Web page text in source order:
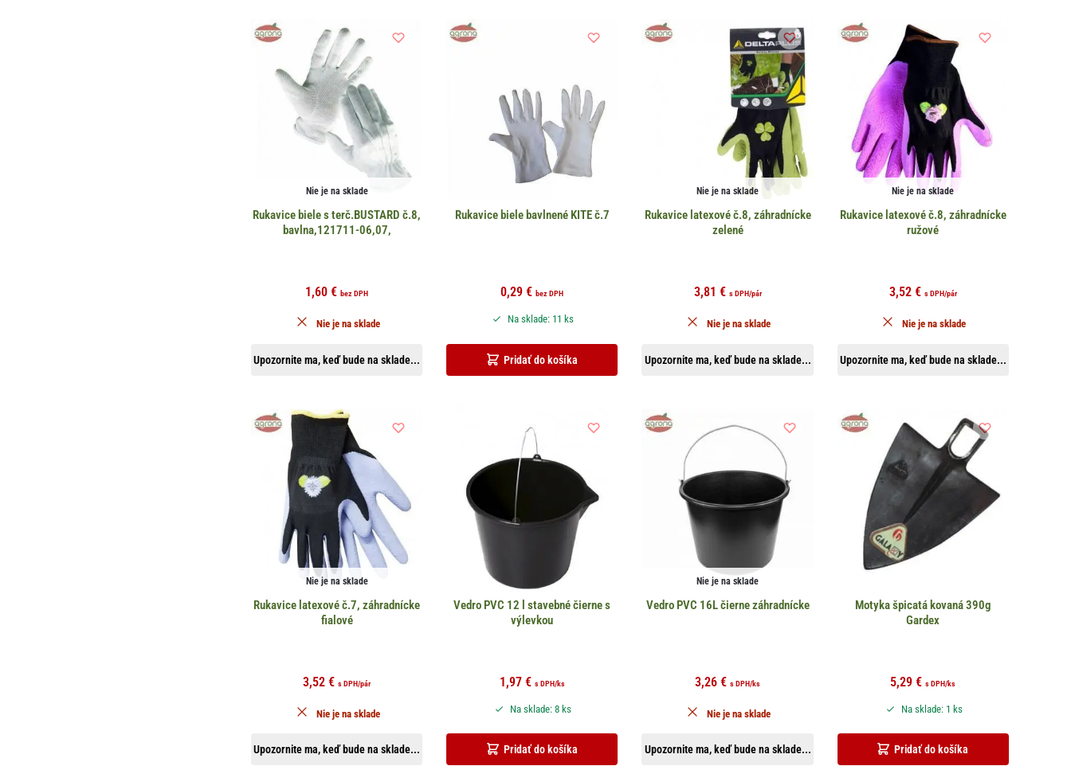
Nie je na sklade
Rukavice biele s terč.BUSTARD č.8,
bavlna,121711-06,07,
1,60€ bez DPH
Upozornite ma, keď bude na sklade...
Nie je na sklade
Rukavice biele bavlnené KITE č.7
0,29€ bez DPH
Pridať do košíka
Na sklade: 11 ks
Nie je na sklade
Rukavice latexové č.8, záhradnícke
zelené
3,81 € s DPH/pár
Upozornite ma, keď bude na sklade...
Nie je na sklade
Nie je na sklade
Rukavice latexové č.8, záhradnícke
ružové
3,52 € s DPH/pár
Upozornite ma, keď bude na sklade...
Nie je na sklade
Nie je na sklade
Rukavice latexové č.7, záhradnícke
fialové
3,52€ s DPH/pár
Upozornite ma, keď bude na sklade...
Nie je na sklade
Vedro PVC 12 l stavebné čierne s
výlevkou
1,97 € s DPH/ks
Pridať do košíka
Na sklade: 8 ks
Nie je na sklade
Vedro PVC 16L čierne záhradnícke
3,26 € s DPH/ks
Upozornite ma, keď bude na sklade...
Nie je na sklade
Motyka špicatá kovaná 390g
Gardex
5,29€ s DPH/ks
Pridať do košíka
Na sklade: 1 ks